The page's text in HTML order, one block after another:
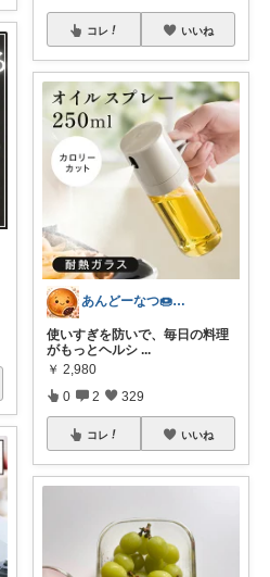
コレ いいね
あんどーなつ🍩 毎日楽しくご機嫌に
使いすぎを防いで、毎日の料理
がもっとヘルシ ...
￥ 2,980
0 2 329
コレ いいね